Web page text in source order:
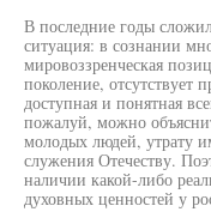
В последние годы
ситуация: в сознании
мировоззренческая
поколение, отсутствует
доступная и понятная
пожалуй, можно
молодых людей, утрату
служения Отечеству.
наличии какой-либо
духовных ценностей у